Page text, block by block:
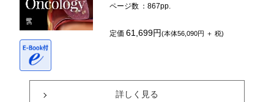
ページ数 ：867pp.
定価61,699円(本体56,090円 ＋ 税)
詳しく見る